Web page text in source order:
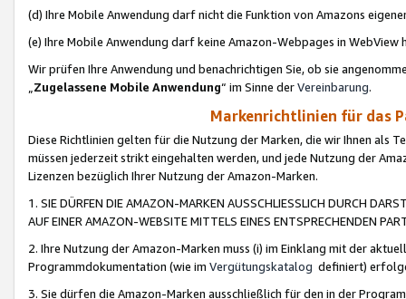
(d) Ihre Mobile Anwendung darf nicht die Funktion von Amazons
(e) Ihre Mobile Anwendung darf keine Amazon-Webpages in WebView
Wir prüfen Ihre Anwendung und benachrichtigen Sie, ob sie
„Zugelassene Mobile Anwendung“ im Sinne derVereinbarung.
Markenrichtlinien für das
Diese Richtlinien gelten für die Nutzung der Marken, die wir Ihnen als
müssen jederzeit strikt eingehalten werden, und jede Nutzung der
Lizenzen bezüglich Ihrer Nutzung der Amazon-Marken.
1. SIE DÜRFEN DIE AMAZON-MARKEN AUSSCHLIESSLICH DURCH
AUF EINER AMAZON-WEBSITE MITTELS EINES ENTSPRECHENDEN
2. Ihre Nutzung der Amazon-Marken muss (i) im Einklang mit der
Programmdokumentation (wie im Vergütungskatalog definiert)
3. Sie dürfen die Amazon-Marken ausschließlich für den in der